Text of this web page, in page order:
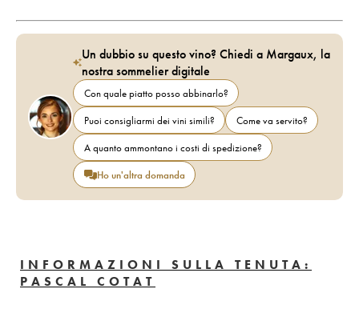
Un dubbio su questo vino? Chiedi a Margaux, la
nostra sommelier digitale
Con quale piatto posso abbinarlo?
Puoi consigliarmi dei vini simili?
Come va servito?
A quanto ammontano i costi di spedizione?
Ho un'altra domanda
INFORMAZIONI SULLA TENUTA:
PASCAL COTAT